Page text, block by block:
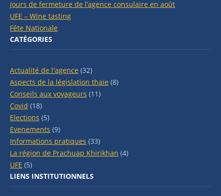
Jours de fermeture de l’agence consulaire en août
UFE – Wine tasting
Fête Nationale
CATÉGORIES
Actualité de l'agence (32)
Aspects de la législation thaïe (8)
Conseils aux voyageurs (11)
Covid (18)
Elections (5)
Evenements (9)
Informations pratiques (33)
La région de Prachuap Khirikhan (4)
UFE (5)
LIENS INSTITUTIONNELS